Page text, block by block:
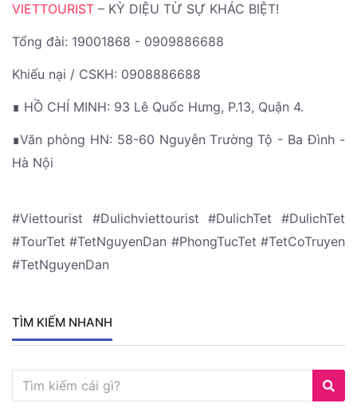
VIETTOURIST – KỲ DIỆU TỪ SỰ KHÁC BIỆT!
Tổng đài: 19001868 - 0909886688
Khiếu nại / CSKH: 0908886688
∎ HỒ CHÍ MINH: 93 Lê Quốc Hưng, P.13, Quận 4.
∎Văn phòng HN: 58-60 Nguyễn Trường Tộ - Ba Đình -
Hà Nội
#Viettourist #Dulichviettourist #DulichTet #DulichTet
#TourTet #TetNguyenDan #PhongTucTet #TetCoTruyen
#TetNguyenDan
TÌM KIẾM NHANH